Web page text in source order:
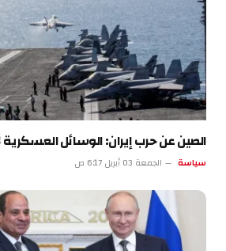
الصين عن حرب إيران: الوسائل
سياسة الجمعة 03 أبريل 6:17 ص